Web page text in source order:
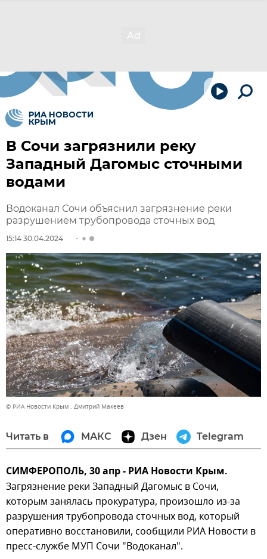
В Сочи загрязнили реку
Западный Дагомыс сточными
водами
Водоканал Сочи объяснил загрязнение реки
разрушением трубопровода сточных вод
15:14 30.04.2024
© РИА Новости Крым . Дмитрий Макеев
Читать в МАКС Дзен Telegram
СИМФЕРОПОЛЬ, 30 апр - РИА Новости Крым.
Загрязнение реки Западный Дагомыс в Сочи,
которым занялась прокуратура, произошло из-за
разрушения трубопровода сточных вод, который
оперативно восстановили, сообщили РИА Новости в
пресс-службе МУП Сочи "Водоканал".